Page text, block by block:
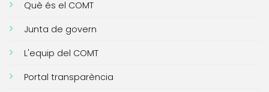
Què és el COMT
Junta de govern
L'equip del COMT
Portal transparència